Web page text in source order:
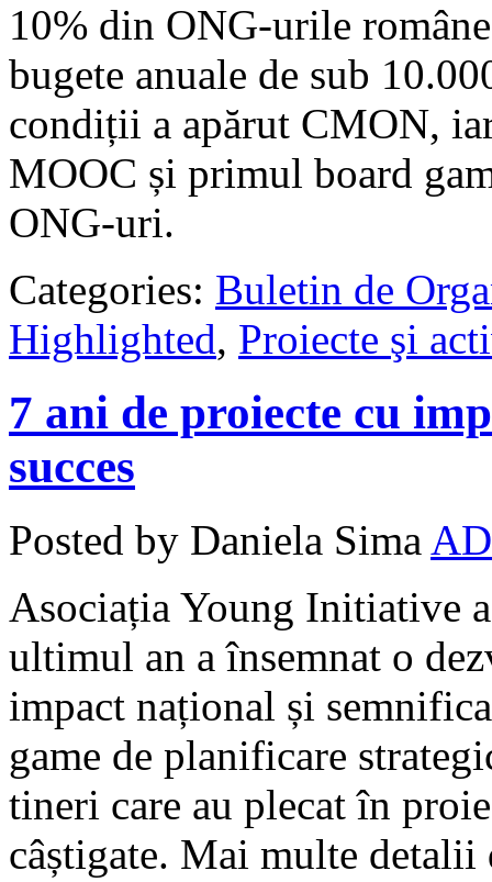
10% din ONG-urile
bugete anuale de sub
condiții a apărut CMON,
MOOC și primul board
ONG-uri.
Categories: Buletin de
Highlighted, Proiecte şi
7 ani de proiecte cu
succes
Posted by Daniela Sima
Asociația Young Initiative
ultimul an a însemnat o
impact național și
game de planificare
tineri care au plecat în
câștigate. Mai multe detalii